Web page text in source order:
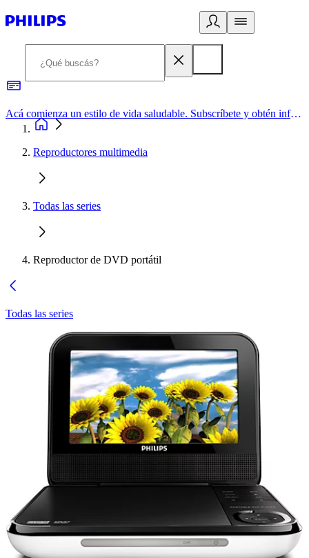
Acá comienza un estilo de vida saludable. Subscríbete y obtén información de primera mano
Reproductores multimedia
Todas las series
Reproductor de DVD portátil
Todas las series